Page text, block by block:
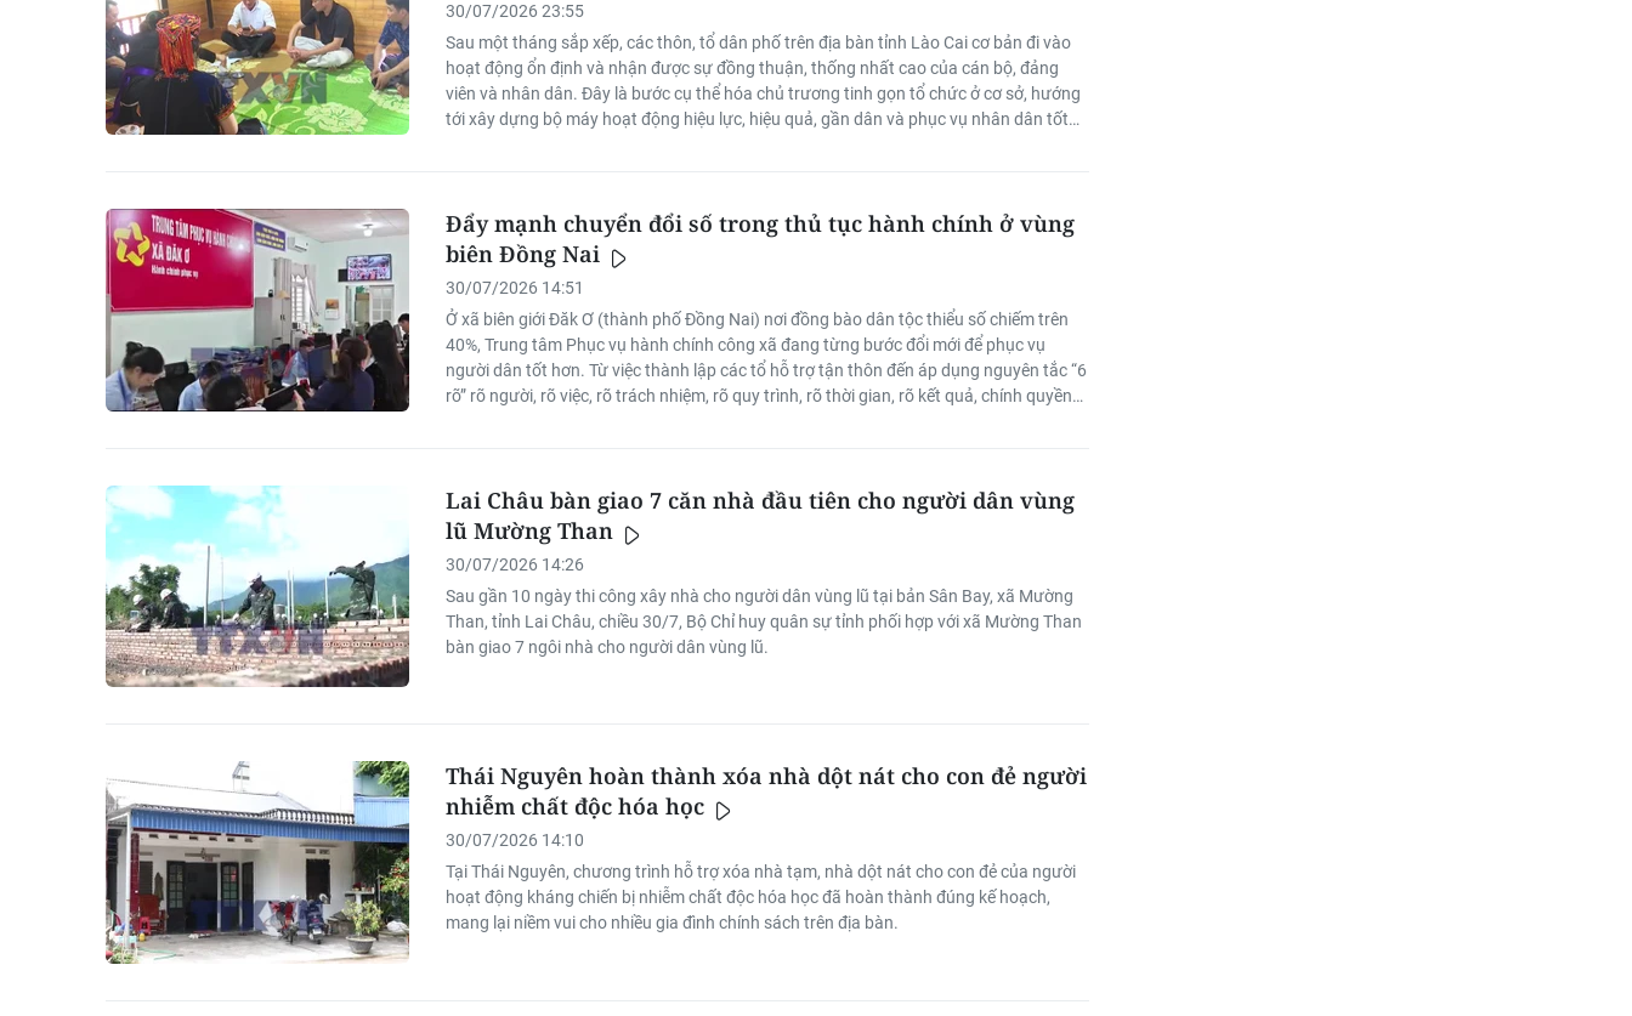
30/07/2026 23:55
Sau một tháng sắp xếp, các thôn, tổ dân phố trên địa bàn tỉnh Lào Cai cơ bản đi vào
hoạt động ổn định và nhận được sự đồng thuận, thống nhất cao của cán bộ, đảng
viên và nhân dân. Đây là bước cụ thể hóa chủ trương tinh gọn tổ chức ở cơ sở, hướng
tới xây dựng bộ máy hoạt động hiệu lực, hiệu quả, gần dân và phục vụ nhân dân tốt
Đẩy mạnh chuyển đổi số trong thủ tục hành chính ở vùng
biên Đồng Nai
30/07/2026 14:51
Ở xã biên giới Đăk Ơ (thành phố Đồng Nai) nơi đồng bào dân tộc thiểu số chiếm trên
40%, Trung tâm Phục vụ hành chính công xã đang từng bước đổi mới để phục vụ
người dân tốt hơn. Từ việc thành lập các tổ hỗ trợ tận thôn đến áp dụng nguyên tắc “6
rõ” rõ người, rõ việc, rõ trách nhiệm, rõ quy trình, rõ thời gian, rõ kết quả, chính quyền
Lai Châu bàn giao 7 căn nhà đầu tiên cho người dân vùng
lũ Mường Than
30/07/2026 14:26
Sau gần 10 ngày thi công xây nhà cho người dân vùng lũ tại bản Sân Bay, xã Mường
Than, tỉnh Lai Châu, chiều 30/7, Bộ Chỉ huy quân sự tỉnh phối hợp với xã Mường Than
bàn giao 7 ngôi nhà cho người dân vùng lũ.
Thái Nguyên hoàn thành xóa nhà dột nát cho con đẻ người
nhiễm chất độc hóa học
30/07/2026 14:10
Tại Thái Nguyên, chương trình hỗ trợ xóa nhà tạm, nhà dột nát cho con đẻ của người
hoạt động kháng chiến bị nhiễm chất độc hóa học đã hoàn thành đúng kế hoạch,
mang lại niềm vui cho nhiều gia đình chính sách trên địa bàn.